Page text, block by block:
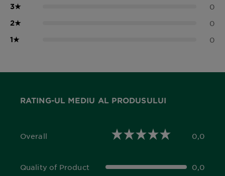
3★ 0
2★ 0
1★ 0
RATING-UL MEDIU AL PRODUSULUI
Overall
0,0 out of 5 stars 0,0
Quality of Product
0,0 out of 5 stars 0,0